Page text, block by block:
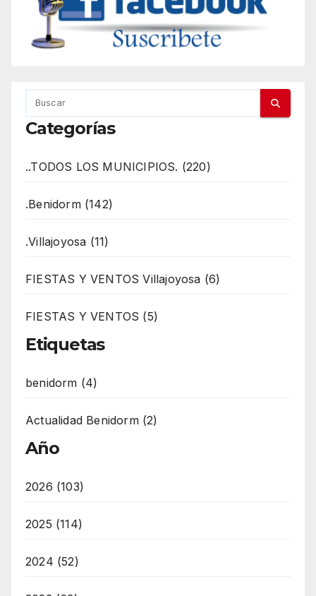
Categorías
..TODOS LOS MUNICIPIOS. (220)
.Benidorm (142)
.Villajoyosa (11)
FIESTAS Y VENTOS Villajoyosa (6)
FIESTAS Y VENTOS (5)
Etiquetas
benidorm (4)
Actualidad Benidorm (2)
Año
2026 (103)
2025 (114)
2024 (52)